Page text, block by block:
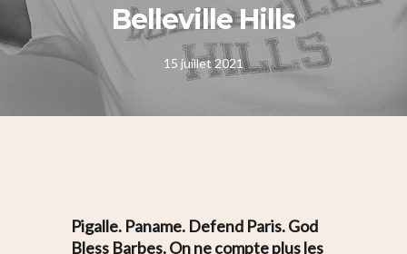
Belleville Hills
15 juillet 2021
Pigalle. Paname. Defend Paris. God
Bless Barbes. On ne compte plus les